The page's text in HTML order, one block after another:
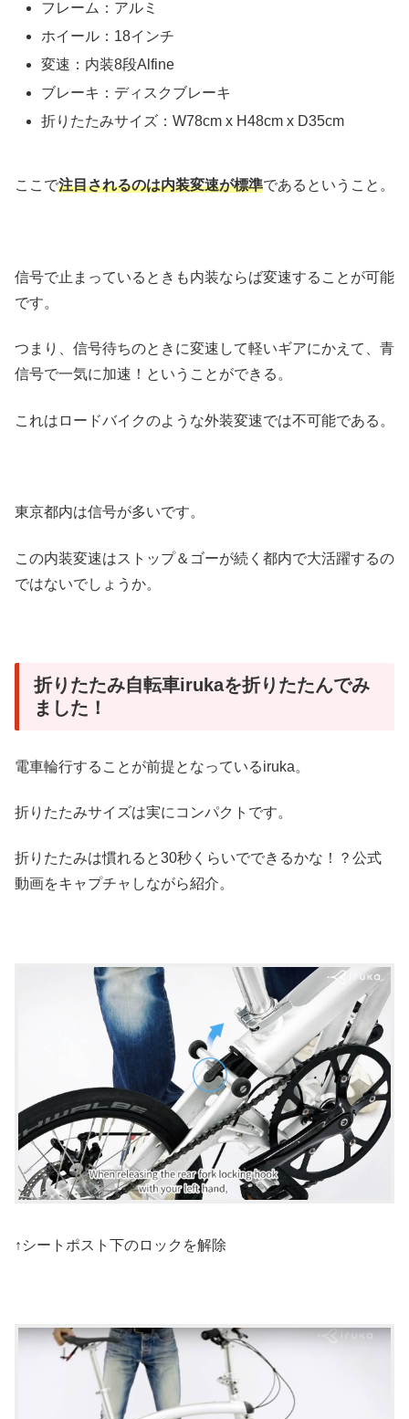
フレーム：アルミ
ホイール：18インチ
変速：内装8段Alfine
ブレーキ：ディスクブレーキ
折りたたみサイズ：W78cm x H48cm x D35cm
ここで注目されるのは内装変速が標準であるということ。
信号で止まっているときも内装ならば変速することが可能
です。
つまり、信号待ちのときに変速して軽いギアにかえて、青
信号で一気に加速！ということができる。
これはロードバイクのような外装変速では不可能である。
東京都内は信号が多いです。
この内装変速はストップ＆ゴーが続く都内で大活躍するの
ではないでしょうか。
折りたたみ自転車irukaを折りたたんでみ
ました！
電車輪行することが前提となっているiruka。
折りたたみサイズは実にコンパクトです。
折りたたみは慣れると30秒くらいでできるかな！？公式
動画をキャプチャしながら紹介。
↑シートポスト下のロックを解除